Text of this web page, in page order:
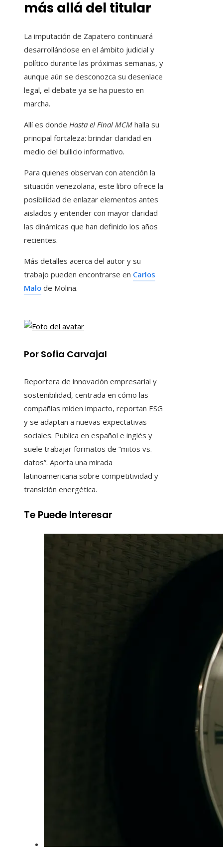
más allá del titular
La imputación de Zapatero continuará
desarrollándose en el ámbito judicial y
político durante las próximas semanas, y
aunque aún se desconozca su desenlace
legal, el debate ya se ha puesto en
marcha.
Allí es donde Hasta el Final MCM halla su
principal fortaleza: brindar claridad en
medio del bullicio informativo.
Para quienes observan con atención la
situación venezolana, este libro ofrece la
posibilidad de enlazar elementos antes
aislados y entender con mayor claridad
las dinámicas que han definido los años
recientes.
Más detalles acerca del autor y su
trabajo pueden encontrarse en Carlos
Malo de Molina.
Por Sofia Carvajal
Reportera de innovación empresarial y
sostenibilidad, centrada en cómo las
compañías miden impacto, reportan ESG
y se adaptan a nuevas expectativas
sociales. Publica en español e inglés y
suele trabajar formatos de “mitos vs.
datos”. Aporta una mirada
latinoamericana sobre competitividad y
transición energética.
Te Puede Interesar